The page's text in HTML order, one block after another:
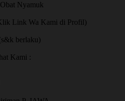
Nyamuk
Link Wa Kami di Profil)
berlaku)
Kami :